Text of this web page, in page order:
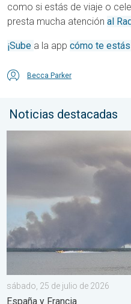
como si estás de viaje o
presta mucha atención al
¡Sube a la app cómo te
Becca Parker
Noticias destacadas
Los incendios forestales se
sábado, 25 de julio de 2026
España y Francia